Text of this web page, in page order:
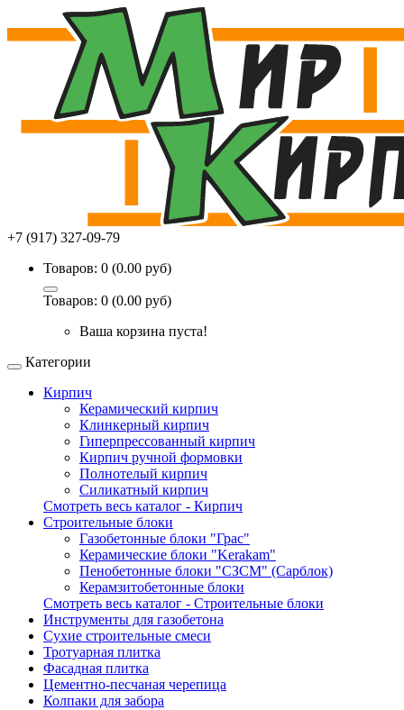
+7 (917) 327-09-79
Товаров: 0 (0.00 руб)
Товаров: 0 (0.00 руб)
Ваша корзина пуста!
Категории
Кирпич
Керамический кирпич
Клинкерный кирпич
Гиперпрессованный кирпич
Кирпич ручной формовки
Полнотелый кирпич
Силикатный кирпич
Смотреть весь каталог - Кирпич
Строительные блоки
Газобетонные блоки "Грас"
Керамические блоки "Kerakam"
Пенобетонные блоки "СЗСМ" (Сарблок)
Керамзитобетонные блоки
Смотреть весь каталог - Строительные блоки
Инструменты для газобетона
Сухие строительные смеси
Тротуарная плитка
Фасадная плитка
Цементно-песчаная черепица
Колпаки для забора